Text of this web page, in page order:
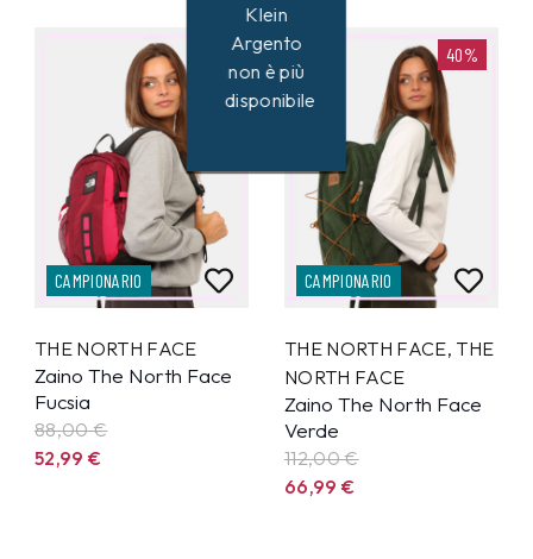
CAMPIONARIO
THE NORTH FACE
Zaino The North Face
Fucsia
88,00 €
52,99€
40%
CAMPIONARIO
THE NORTH FACE, THE
NORTH FACE
Zaino The North Face
Verde
112,00 €
66,99€
Klein
Argento
non è più
disponibile